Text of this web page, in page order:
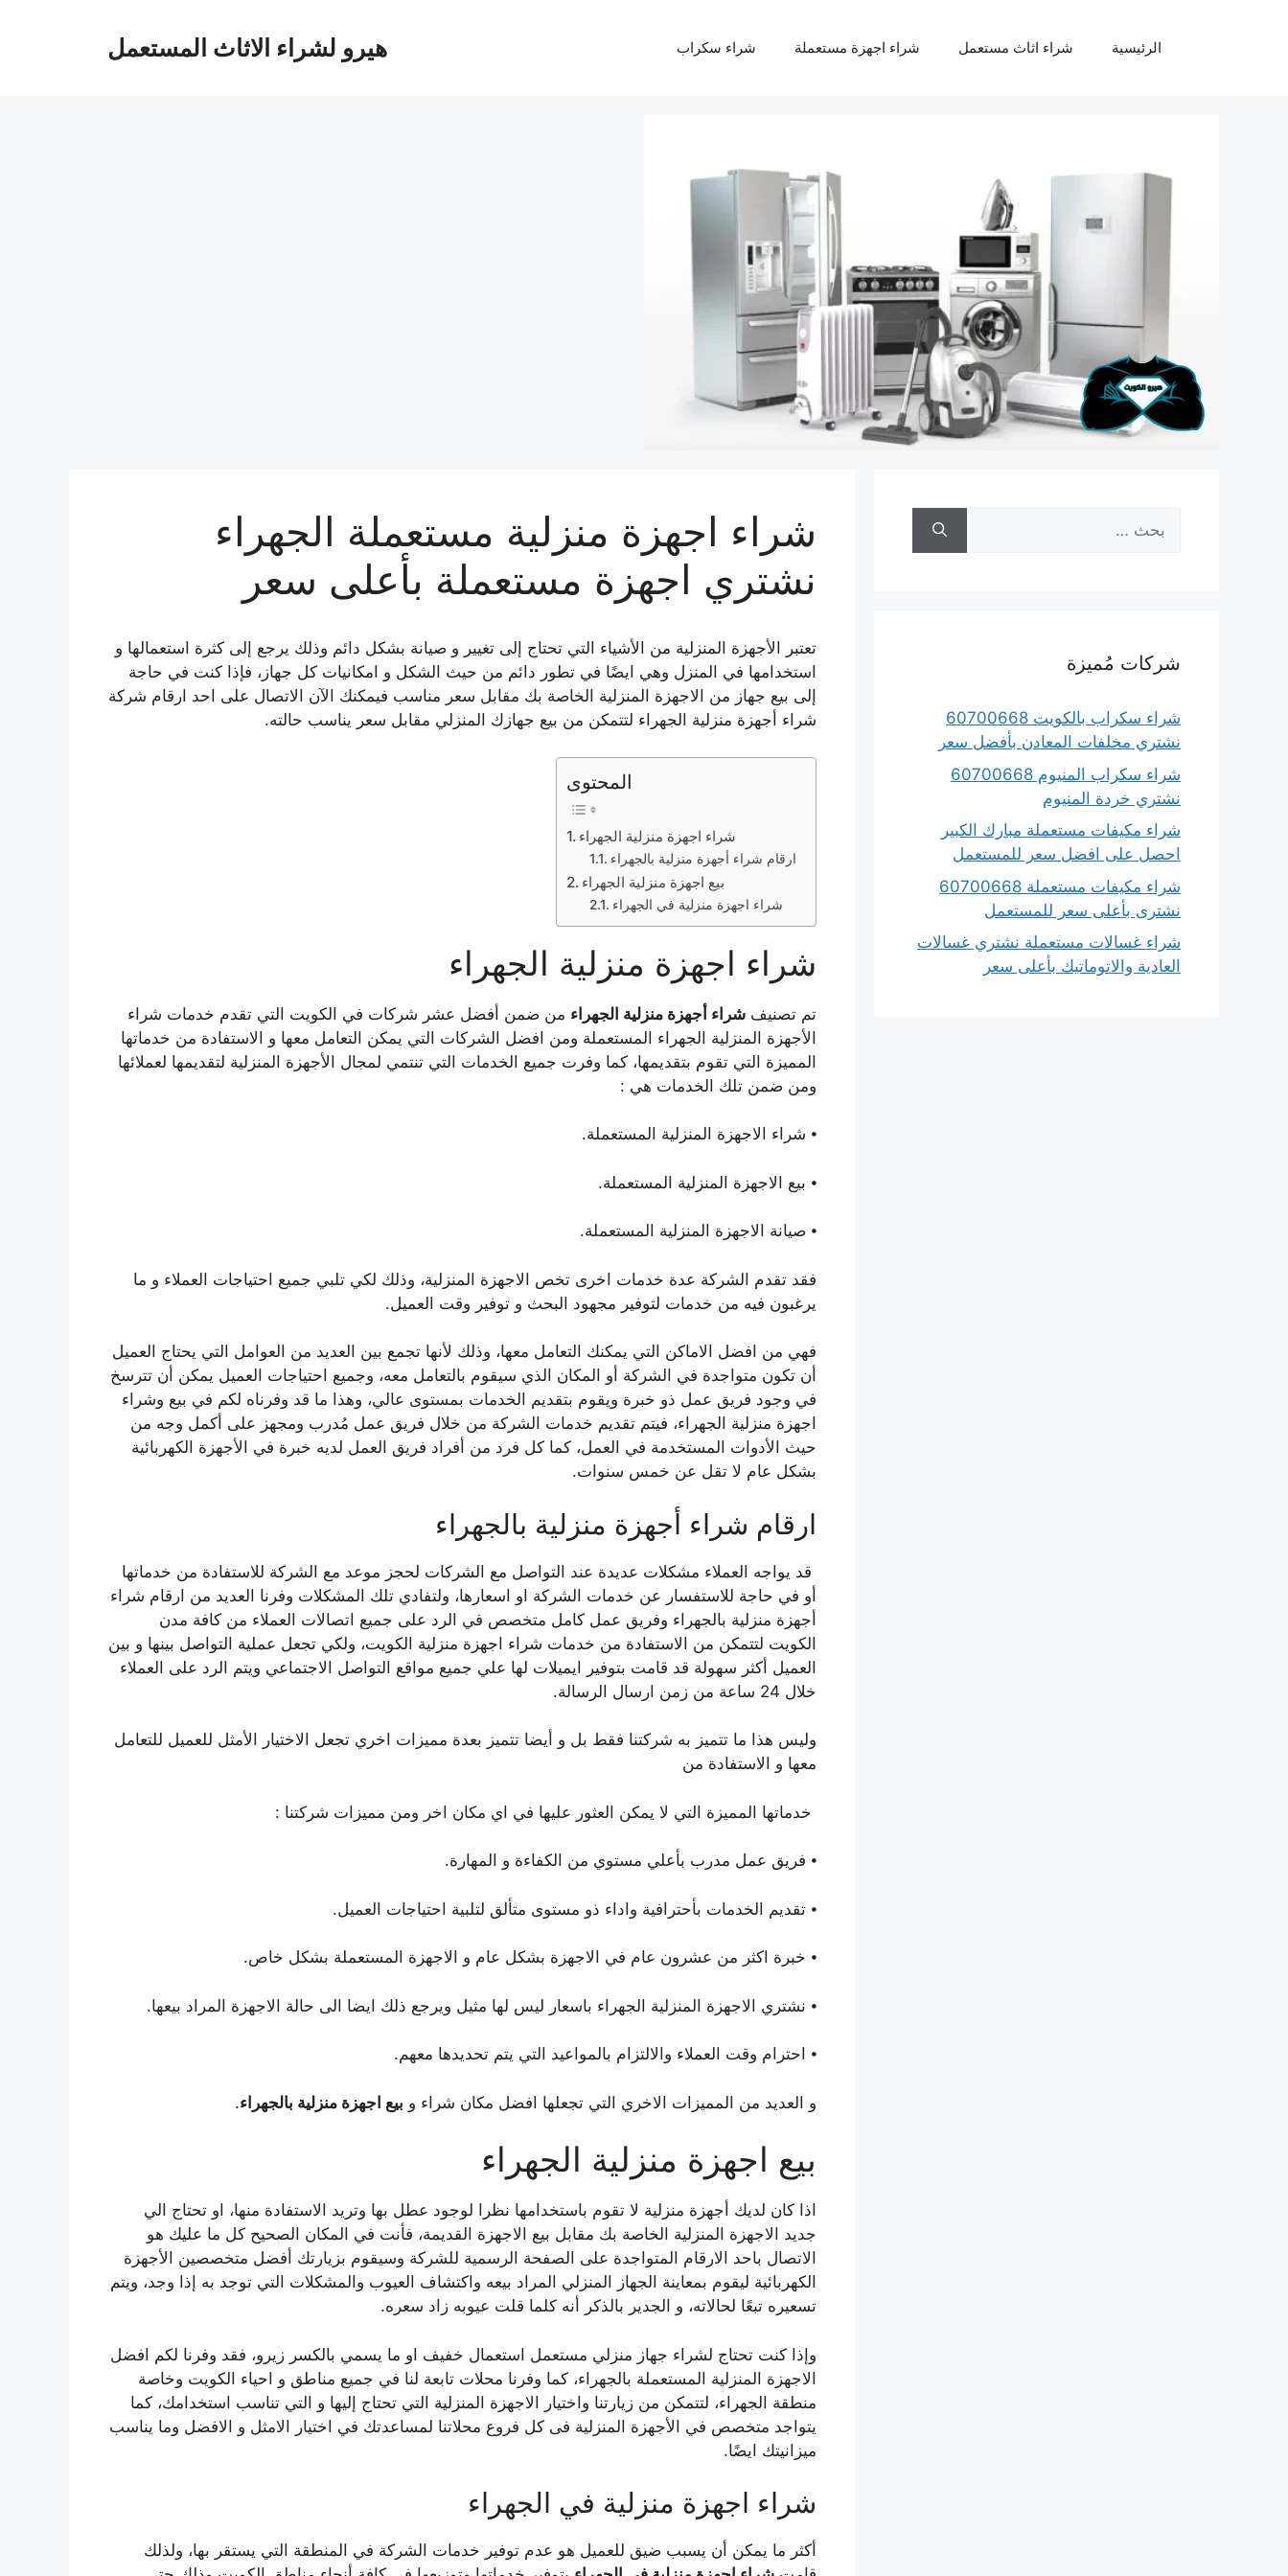
هيرو لشراء الاثاث المستعمل الرئيسية شراء اثاث مستعمل شراء اجهزة مستعملة شراء سكراب
شراء اجهزة منزلية مستعملة الجهراء
نشتري اجهزة مستعملة بأعلى سعر
تعتبر الأجهزة المنزلية من الأشياء التي تحتاج إلى تغيير و صيانة بشكل دائم وذلك يرجع إلى كثرة استعمالها و
استخدامها في المنزل وهي ايضًا في تطور دائم من حيث الشكل و امكانيات كل جهاز، فإذا كنت في حاجة
إلى بيع جهاز من الاجهزة المنزلية الخاصة بك مقابل سعر مناسب فيمكنك الآن الاتصال على احد ارقام شركة
شراء أجهزة منزلية الجهراء لتتمكن من بيع جهازك المنزلي مقابل سعر يناسب حالته.
المحتوى
شراء اجهزة منزلية الجهراء
ارقام شراء أجهزة منزلية بالجهراء
بيع اجهزة منزلية الجهراء
شراء اجهزة منزلية في الجهراء
شراء اجهزة منزلية الجهراء
تم تصنيف شراء أجهزة منزلية الجهراء من ضمن أفضل عشر شركات في الكويت التي تقدم خدمات شراء
الأجهزة المنزلية الجهراء المستعملة ومن افضل الشركات التي يمكن التعامل معها و الاستفادة من خدماتها
المميزة التي تقوم بتقديمها، كما وفرت جميع الخدمات التي تنتمي لمجال الأجهزة المنزلية لتقديمها لعملائها
ومن ضمن تلك الخدمات هي :
⦁ شراء الاجهزة المنزلية المستعملة.
⦁ بيع الاجهزة المنزلية المستعملة.
⦁ صيانة الاجهزة المنزلية المستعملة.
فقد تقدم الشركة عدة خدمات اخرى تخص الاجهزة المنزلية، وذلك لكي تلبي جميع احتياجات العملاء و ما
يرغبون فيه من خدمات لتوفير مجهود البحث و توفير وقت العميل.
فهي من افضل الاماكن التي يمكنك التعامل معها، وذلك لأنها تجمع بين العديد من العوامل التي يحتاج العميل
أن تكون متواجدة في الشركة أو المكان الذي سيقوم بالتعامل معه، وجميع احتياجات العميل يمكن أن تترسخ
في وجود فريق عمل ذو خبرة ويقوم بتقديم الخدمات بمستوى عالي، وهذا ما قد وفرناه لكم في بيع وشراء
اجهزة منزلية الجهراء، فيتم تقديم خدمات الشركة من خلال فريق عمل مُدرب ومجهز على أكمل وجه من
حيث الأدوات المستخدمة في العمل، كما كل فرد من أفراد فريق العمل لديه خبرة في الأجهزة الكهربائية
بشكل عام لا تقل عن خمس سنوات.
ارقام شراء أجهزة منزلية بالجهراء
قد يواجه العملاء مشكلات عديدة عند التواصل مع الشركات لحجز موعد مع الشركة للاستفادة من خدماتها
أو في حاجة للاستفسار عن خدمات الشركة او اسعارها، ولتفادي تلك المشكلات وفرنا العديد من ارقام شراء
أجهزة منزلية بالجهراء وفريق عمل كامل متخصص في الرد على جميع اتصالات العملاء من كافة مدن
الكويت لتتمكن من الاستفادة من خدمات شراء اجهزة منزلية الكويت، ولكي تجعل عملية التواصل بينها و بين
العميل أكثر سهولة قد قامت بتوفير ايميلات لها علي جميع مواقع التواصل الاجتماعي ويتم الرد على العملاء
خلال 24 ساعة من زمن ارسال الرسالة.
وليس هذا ما تتميز به شركتنا فقط بل و أيضا تتميز بعدة مميزات اخري تجعل الاختيار الأمثل للعميل للتعامل
معها و الاستفادة من
خدماتها المميزة التي لا يمكن العثور عليها في اي مكان اخر ومن مميزات شركتنا :
⦁ فريق عمل مدرب بأعلي مستوي من الكفاءة و المهارة.
⦁ تقديم الخدمات بأحترافية واداء ذو مستوى متألق لتلبية احتياجات العميل.
⦁ خبرة اكثر من عشرون عام في الاجهزة بشكل عام و الاجهزة المستعملة بشكل خاص.
⦁ نشتري الاجهزة المنزلية الجهراء باسعار ليس لها مثيل ويرجع ذلك ايضا الى حالة الاجهزة المراد بيعها.
⦁ احترام وقت العملاء والالتزام بالمواعيد التي يتم تحديدها معهم.
و العديد من المميزات الاخري التي تجعلها افضل مكان شراء و بيع اجهزة منزلية بالجهراء.
بيع اجهزة منزلية الجهراء
اذا كان لديك أجهزة منزلية لا تقوم باستخدامها نظرا لوجود عطل بها وتريد الاستفادة منها، او تحتاج الي
جديد الاجهزة المنزلية الخاصة بك مقابل بيع الاجهزة القديمة، فأنت في المكان الصحيح كل ما عليك هو
الاتصال باحد الارقام المتواجدة على الصفحة الرسمية للشركة وسيقوم بزيارتك أفضل متخصصين الأجهزة
الكهربائية ليقوم بمعاينة الجهاز المنزلي المراد بيعه واكتشاف العيوب والمشكلات التي توجد به إذا وجد، ويتم
تسعيره تبعًا لحالاته، و الجدير بالذكر أنه كلما قلت عيوبه زاد سعره.
وإذا كنت تحتاج لشراء جهاز منزلي مستعمل استعمال خفيف او ما يسمي بالكسر زيرو، فقد وفرنا لكم افضل
الاجهزة المنزلية المستعملة بالجهراء، كما وفرنا محلات تابعة لنا في جميع مناطق و احياء الكويت وخاصة
منطقة الجهراء، لتتمكن من زيارتنا واختيار الاجهزة المنزلية التي تحتاج إليها و التي تناسب استخدامك، كما
يتواجد متخصص في الأجهزة المنزلية فى كل فروع محلاتنا لمساعدتك في اختيار الامثل و الافضل وما يناسب
ميزانيتك ايضًا.
شراء اجهزة منزلية في الجهراء
أكثر ما يمكن أن يسبب ضيق للعميل هو عدم توفير خدمات الشركة في المنطقة التي يستقر بها، ولذلك
عن:
شركات مُميزة
شراء سكراب بالكويت 60700668
نشتري مخلفات المعادن بأفضل سعر
شراء سكراب المنيوم 60700668
نشتري خردة المنيوم
شراء مكيفات مستعملة مبارك الكبير
احصل على افضل سعر للمستعمل
شراء مكيفات مستعملة 60700668
نشترى بأعلى سعر للمستعمل
شراء غسالات مستعملة نشتري غسالات
العادية والاتوماتيك بأعلى سعر